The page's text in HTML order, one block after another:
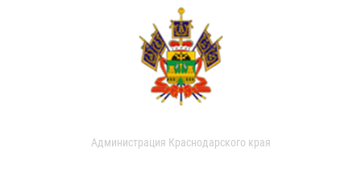
Администрация Краснодарского края